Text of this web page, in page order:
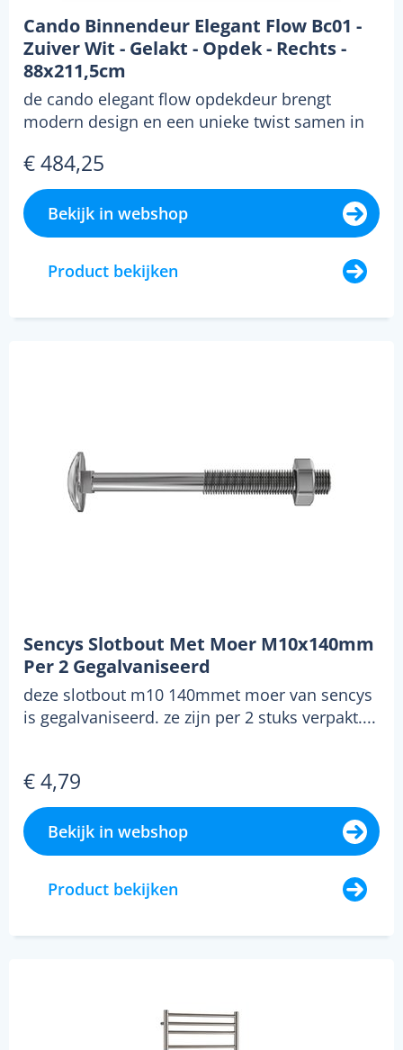
Cando Binnendeur Elegant Flow Bc01 -
Zuiver Wit - Gelakt - Opdek - Rechts -
88x211,5cm
de cando elegant flow opdekdeur brengt
modern design en een unieke twist samen in
€ 484,25
Bekijk in webshop
Product bekijken
Sencys Slotbout Met Moer M10x140mm
Per 2 Gegalvaniseerd
deze slotbout m10 140mmet moer van sencys
is gegalvaniseerd. ze zijn per 2 stuks verpakt....
€ 4,79
Bekijk in webshop
Product bekijken